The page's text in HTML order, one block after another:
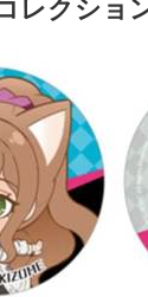
レクショ